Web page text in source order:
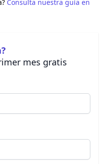
Consulta nuestra guía en
mes gratis